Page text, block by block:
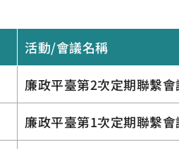
活動/會議名稱
廉政平臺第2次定期聯繫會
廉政平臺第1次定期聯繫會